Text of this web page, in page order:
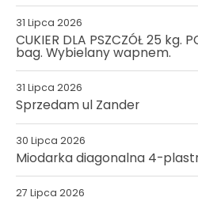
31 Lipca 2026
CUKIER DLA PSZCZÓŁ 25 kg.
bag. Wybielany wapnem.
31 Lipca 2026
Sprzedam ul Zander
30 Lipca 2026
Miodarka diagonalna 4-
27 Lipca 2026